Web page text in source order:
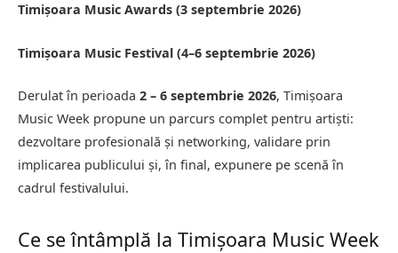
Timișoara Music Awards (3 septembrie 2026)
Timișoara Music Festival (4–6 septembrie 2026)
Derulat în perioada 2 – 6 septembrie 2026, Timișoara
Music Week propune un parcurs complet pentru artiști:
dezvoltare profesională și networking, validare prin
implicarea publicului și, în final, expunere pe scenă în
cadrul festivalului.
Ce se întâmplă la Timișoara Music Week